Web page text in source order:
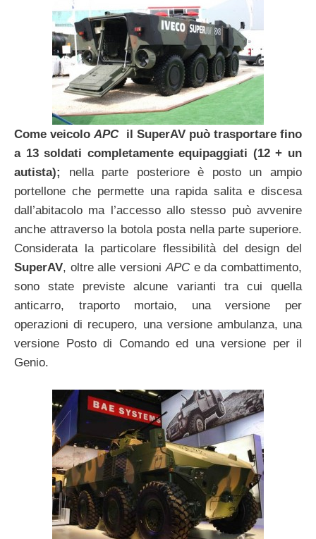
Come veicoloAPCil SuperAV può trasportare fino
a 13 soldati completamente equipaggiati (12 + un
autista);
nella parte posteriore è posto un ampio
portellone che permette una rapida salita e discesa
dall’abitacolo ma l’accesso allo stesso può avvenire
anche attraverso la botola posta nella parte superiore.
Considerata la particolare flessibilità del design del
SuperAV, oltre alle versioni APCe da combattimento,
sono state previste alcune varianti tra cui quella
anticarro, traporto mortaio, una versione per
operazioni di recupero, una versione ambulanza, una
versione Posto di Comando ed una versione per il
Genio.